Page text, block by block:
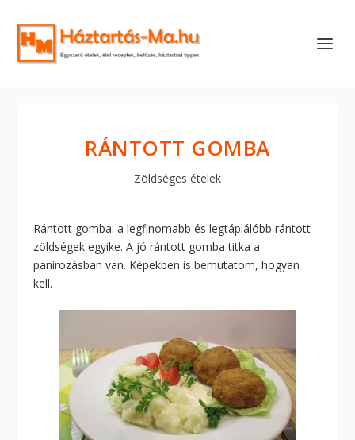
RÁNTOTT GOMBA
Zöldséges ételek
Rántott gomba: a legfinomabb és legtáplálóbb rántott
zöldségek egyike. A jó rántott gomba titka a
panírozásban van. Képekben is bemutatom, hogyan
kell.